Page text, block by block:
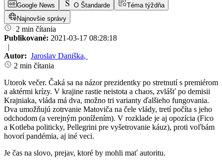
Google News O Štandarde
Téma týždňa
Najnovšie správy
2 min čítania
Publikované: 2021-03-17 08:28:18
|
Autor: Jaroslav Daniška,
2 min čítania
Utorok večer. Čaká sa na názor prezidentky po stretnutí s premiérom
a aktérmi krízy. V krajine rastie neistota a chaos, zvlášť po demisii
Krajniaka, vláda má dva, možno tri varianty ďalšieho fungovania.
Dva umožňujú zotrvanie Matoviča na čele vlády, tretí počíta s jeho
odchodom (a verejným ponížením). V rozklade je aj opozícia (Fico
a Kotleba politicky, Pellegrini pre vyšetrovanie káuz), proti voľbám
hovorí pandémia, aj iné veci.
Je čas na slovo, prejav, ktoré by mohli mať autoritu.